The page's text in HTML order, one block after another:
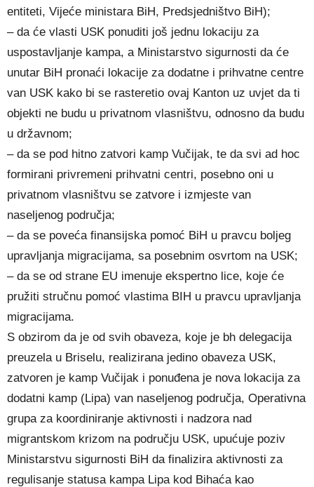
entiteti, Vijeće ministara BiH, Predsjedništvo BiH);
– da će vlasti USK ponuditi još jednu lokaciju za
uspostavljanje kampa, a Ministarstvo sigurnosti da će
unutar BiH pronaći lokacije za dodatne i prihvatne centre
van USK kako bi se rasteretio ovaj Kanton uz uvjet da ti
objekti ne budu u privatnom vlasništvu, odnosno da budu
u državnom;
– da se pod hitno zatvori kamp Vučijak, te da svi ad hoc
formirani privremeni prihvatni centri, posebno oni u
privatnom vlasništvu se zatvore i izmjeste van
naseljenog područja;
– da se poveća finansijska pomoć BiH u pravcu boljeg
upravljanja migracijama, sa posebnim osvrtom na USK;
– da se od strane EU imenuje ekspertno lice, koje će
pružiti stručnu pomoć vlastima BIH u pravcu upravljanja
migracijama.
S obzirom da je od svih obaveza, koje je bh delegacija
preuzela u Briselu, realizirana jedino obaveza USK,
zatvoren je kamp Vučijak i ponuđena je nova lokacija za
dodatni kamp (Lipa) van naseljenog područja, Operativna
grupa za koordiniranje aktivnosti i nadzora nad
migrantskom krizom na području USK, upućuje poziv
Ministarstvu sigurnosti BiH da finalizira aktivnosti za
regulisanje statusa kampa Lipa kod Bihaća kao